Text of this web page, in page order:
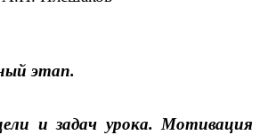
этап.
и задач урока. Мотивация